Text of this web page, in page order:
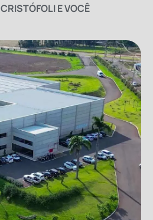
CRISTÓFOLI E VOCÊ